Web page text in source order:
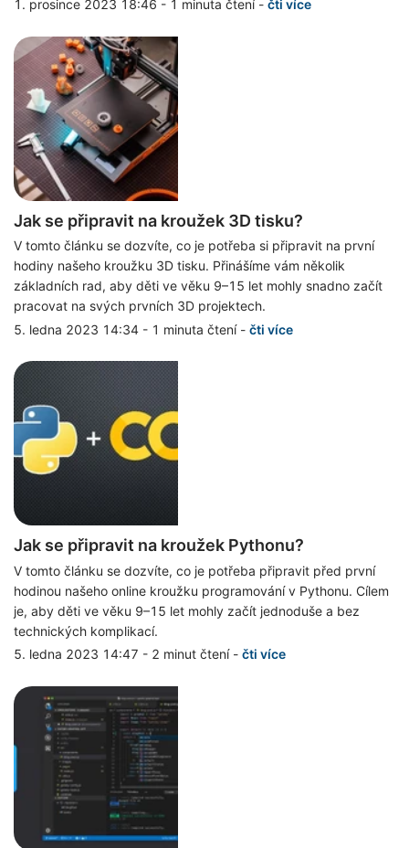
1. prosince 2023 18:46 - 1 minuta čtení - čti více
Jak se připravit na kroužek 3D tisku?
V tomto článku se dozvíte, co je potřeba si připravit na první
hodiny našeho kroužku 3D tisku. Přinášíme vám několik
základních rad, aby děti ve věku 9–15 let mohly snadno začít
pracovat na svých prvních 3D projektech.
5. ledna 2023 14:34 - 1 minuta čtení- čti více
Jak se připravit na kroužek Pythonu?
V tomto článku se dozvíte, co je potřeba připravit před první
hodinou našeho online kroužku programování v Pythonu. Cílem
je, aby děti ve věku 9–15 let mohly začít jednoduše a bez
technických komplikací.
5. ledna 2023 14:47 - 2 minut čtení- čti více